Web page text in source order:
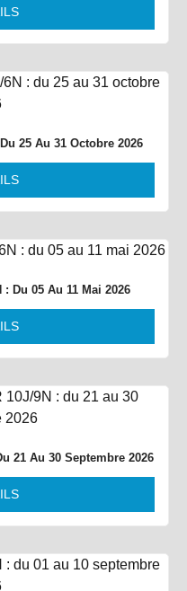
25 Au 31 Octobre 2026
: Du 05 Au 11 Mai 2026
21 Au 30 Septembre 2026